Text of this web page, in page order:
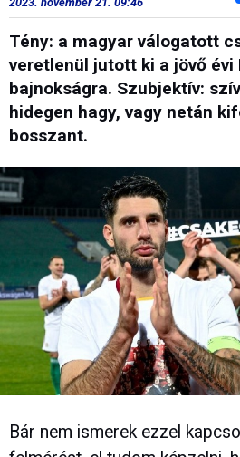
Tény: a magyar válogatott
veretlenül jutott ki a jövő évi
bajnokságra. Szubjektív:
hidegen hagy, vagy netán
bosszant.
Bár nem ismerek ezzel